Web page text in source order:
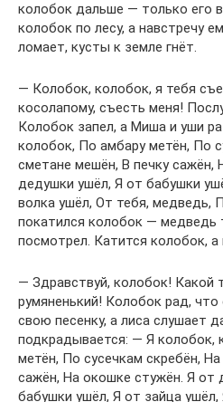
колобок дальше — только его
колобок по лесу, а навстречу
ломает, кусты к земле гнёт.
— Колобок, колобок, я тебя
косолапому, съесть меня!
Колобок запел, а Миша и уши
колобок, По амбару метён, По
сметане мешён, В печку сажён,
дедушки ушёл, Я от бабушки
волка ушёл, От тебя, медведь,
покатился колобок — медведь
посмотрел. Катится колобок, а
— Здравствуй, колобок! Какой
румяненький! Колобок рад, что
свою песенку, а лиса слушает
подкрадывается: — Я колобок,
метён, По сусечкам скребён,
сажён, На окошке стужён. Я от
бабушки ушёл, Я от зайца